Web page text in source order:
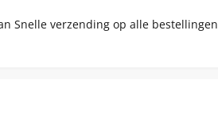
Snelle verzending op alle bestellingen